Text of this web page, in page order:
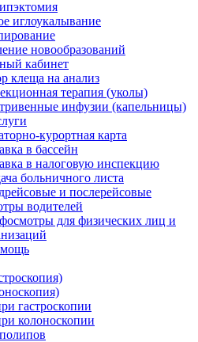
иглоукалывание
новообразований
кабинет
клеща на анализ
терапия (уколы)
инфузии (капельницы)
курортная карта
в бассейн
в налоговую инспекцию
больничного листа
и послерейсовые
водителей
для физических лиц и
гастроскопии
колоноскопии